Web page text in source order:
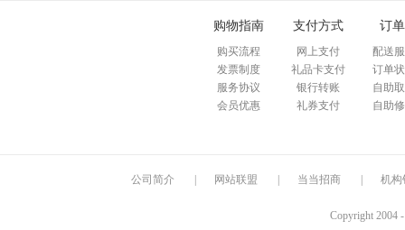
购物指南
购买流程
发票制度
服务协议
会员优惠
支付方式
网上支付
礼品卡支付
银行转账
礼券支付
订
配送
订单
自助
自助
公司简介 网站联盟 当当招商 机构
Copyright 2004